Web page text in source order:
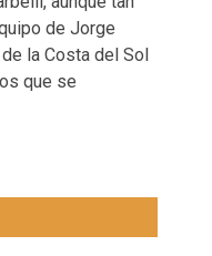
de Jorge
la Costa del Sol
que se